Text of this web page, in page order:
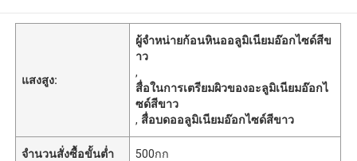
แสงสูง:
ผู้จําหน่ายก้อนหินออลูมิเนียมอ๊อกไซด์สีข
าว
,
สื่อในการเตรียมผิวของอะลูมิเนียมอ๊อกไ
ซด์สีขาว
, สื่อบดออลูมิเนียมอ๊อกไซด์สีขาว
จำนวนสั่งซื้อขั้นต่ำ 500กก